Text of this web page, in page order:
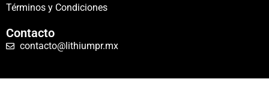
Términos y Condiciones
Contacto
contacto@lithiumpr.mx